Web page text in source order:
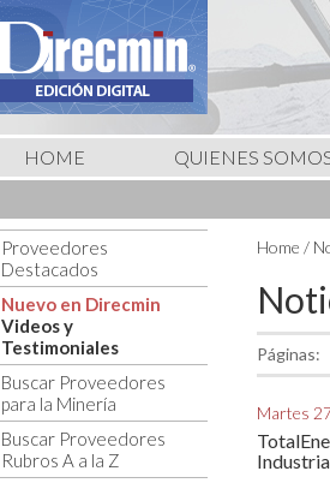
HOME QUIENES
Proveedores
Destacados
Nuevo en Direcmin
Videos y
Testimoniales
Buscar Proveedores
para la Minería
Buscar Proveedores
Rubros A a la Z
Home /
Páginas:
Martes